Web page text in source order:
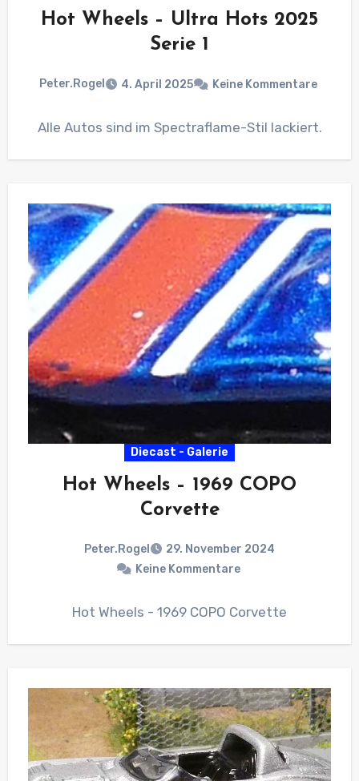
Hot Wheels – Ultra Hots 2025
Serie 1
Peter.Rogel 4. April 2025 Keine Kommentare
Alle Autos sind im Spectraflame-Stil lackiert.
Diecast - Galerie
Hot Wheels – 1969 COPO
Corvette
Peter.Rogel
29. November 2024
Keine Kommentare
Hot Wheels - 1969 COPO Corvette